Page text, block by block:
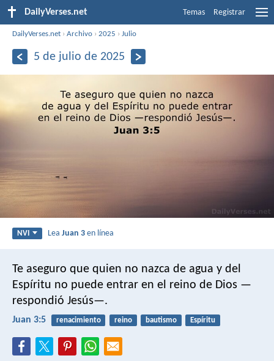
DailyVerses.net Temas Registrar
DailyVerses.net ›Archivo ›2025 ›Julio
5 de julio de 2025
NVI LeaJuan 3 en línea
Te aseguro que quien no nazca de agua y del
Espíritu no puede entrar en el reino de Dios —
respondió Jesús—.
Juan 3:5 renacimiento reino bautismo Espíritu